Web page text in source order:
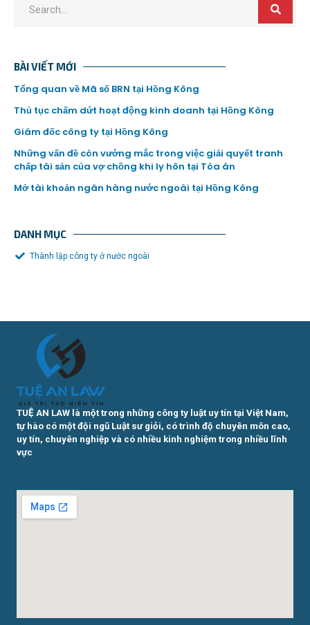
BÀI VIẾT MỚI
Tổng quan về Mã số BRN tại Hồng Kông
Thủ tục chấm dứt hoạt động kinh doanh tại Hồng Kông
Giám đốc công ty tại Hồng Kông
Những vấn đề còn vướng mắc trong việc giải quyết tranh
chấp tài sản của vợ chồng khi ly hôn tại Tòa án
Mở tài khoản ngân hàng nước ngoài tại Hồng Kông
DANH MỤC
Thành lập công ty ở nước ngoài
TUỆ AN LAW là một trong những công ty luật uy tín tại Việt Nam,
tự hào có một đội ngũ Luật sư giỏi, có trình độ chuyên môn cao,
uy tín, chuyên nghiệp và có nhiều kinh nghiệm trong nhiều lĩnh
vực